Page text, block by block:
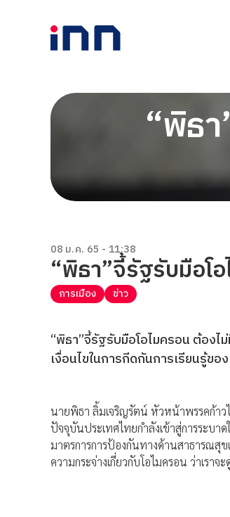
“พิธ
08 ม.ค. 65 - 11:38
“พิธา”จี้รัฐรับมือโ
การเมือง ข่าว
“พิธา”จี้รัฐรับมือโอไมครอน ต้องไ
เงื่อนไขในการกีดกันการเรียนรู้ขอ
นายพิธา ลิ้มเจริญรัตน์ หัวหน้าพรรคก้าว
ปัจจุบันประเทศไทยกำลังเข้าสู่การระบา
มาตรการการป้องกันทางด้านสาธารณสุ
ความกระจ่างเกี่ยวกับโอไมครอน ว่าเราจ